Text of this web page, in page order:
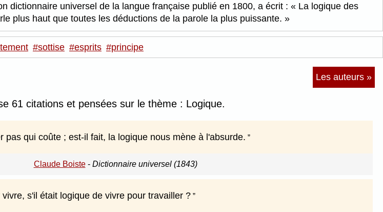
dictionnaire universel de la langue française publié en 1800, a écrit :
La logique des
plus haut que toutes les déductions de la parole la plus puissante.
#sottise #esprits #principe
Les auteurs »
61 citations et pensées sur le thème : Logique.
pas qui coûte ; est-il fait, la logique nous mène à l'absurde.
Claude Boiste- Dictionnaire universel (1843)
s'il était logique de vivre pour travailler ?